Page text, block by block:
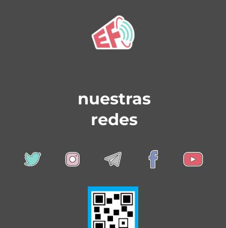
nuestras
redes